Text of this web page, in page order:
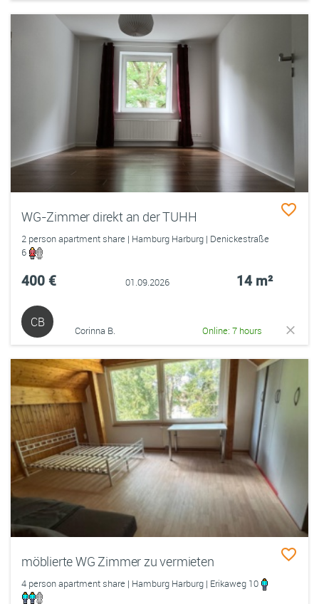
WG-Zimmer direkt an der TUHH
2 person apartment share | Hamburg Harburg | Denickestraße
6
400 € 01.09.2026 14 m²
CB
Corinna B. Online: 7 hours
möblierte WG Zimmer zu vermieten
4 person apartment share | Hamburg Harburg | Erikaweg 10